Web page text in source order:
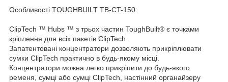
Особливості TOUGHBUILT TB-CT-150:
ClipTech ™ Hubs ™ з трьох частин ToughBuilt® є точками
кріплення для всіх пакетів ClipTech.
Запатентовані концентратори дозволяють прикріплювати
сумки ClipTech практично в будь-якому місці.
Концентратори можна легко прикріпити до будь-якого
ременя, сумці або сумці ClipTech, настінний органайзеру